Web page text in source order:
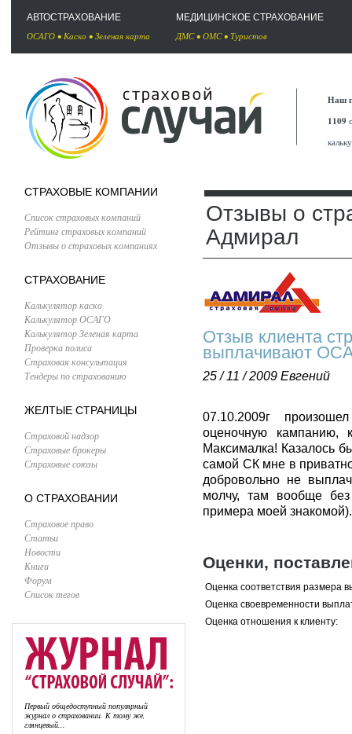
АВТОСТРАХОВАНИЕ
ОСАГО • Каско • Зеленая карта
МЕДИЦИНСКОЕ СТРАХОВАНИЕ
ДМС• ОМС• Туристов
Наш
1109
СТРАХОВЫЕ КОМПАНИИ
Список страховых компаний
Рейтинг страховых компаний
Отзывы о страховых компаниях
СТРАХОВАНИЕ
Калькулятор каско
Калькулятор ОСАГО
Калькулятор Зеленая карта
Проверка полиса
Страховая консультация
Тендеры по страхованию
ЖЕЛТЫЕ СТРАНИЦЫ
Страховой надзор
Страховые брокеры
Страховые союзы
О СТРАХОВАНИИ
Страховое право
Статьи
Новости
Книги
Форум
Список тегов
Первый общедоступный популярный
журнал о страховании. К тому же,
глянцевый...
Отзывы о
Адмирал
Отзыв клиента
выплачивают
25 / 11 / 2009 Евгений
07.10.2009г
оценочную кампанию,
Максималка! Казалось
самой СК мне в
добровольно не
молчу, там вообще
примера моей
Оценки,
Оценка соответствия размера
Оценка своевременности
Оценка отношения к клиенту: